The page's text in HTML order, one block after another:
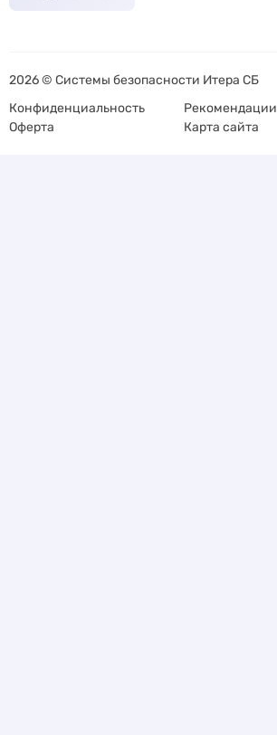
2026 © Системы безопасности Итера СБ
Конфиденциальность
Рекомендации
Оферта
Карта сайта